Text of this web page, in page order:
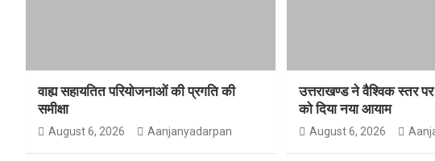
वाह्य सहायतित परियोजनाओं की प्रगति की
समीक्षा
August 6, 2026 Aanjanyadarpan
उत्तराखण्ड ने वैश्विक स्तर
को दिया नया आयाम
August 6, 2026